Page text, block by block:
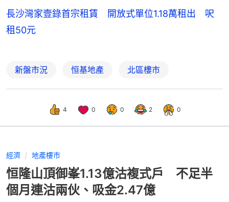
長沙灣家壹錄首宗租賃 開放式單位1.18萬租出 呎
租50元
新盤市況 恒基地產 北區樓市
4 0 0 2 0
經濟 地產樓市
恒隆山頂御峯1.13億沽複式戶 不足半
個月連沽兩伙、吸金2.47億